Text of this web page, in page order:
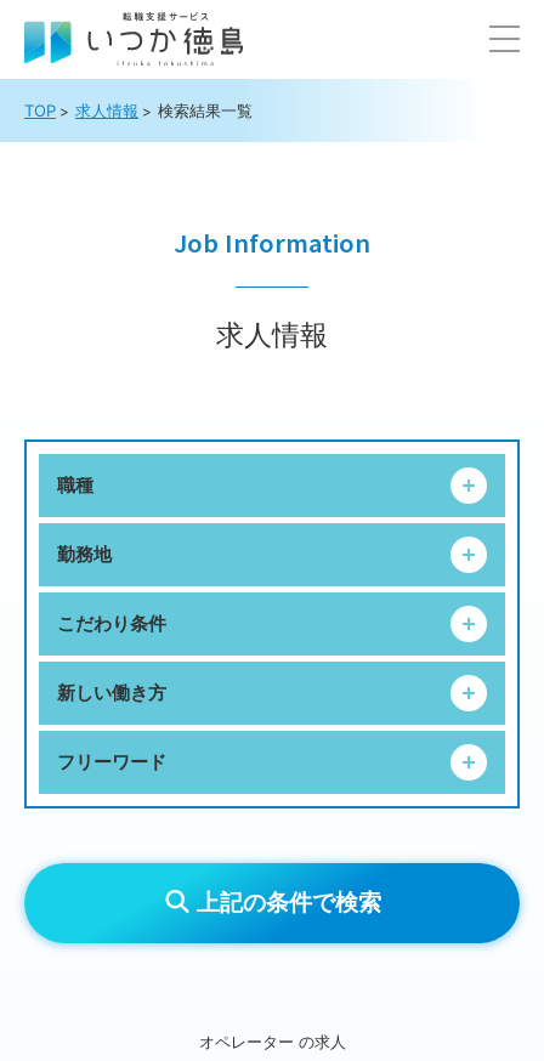
TOP 求人情報 検索結果一覧
Job Information
求人情報
職種
勤務地
こだわり条件
新しい働き方
フリーワード
上記の条件で検索
オペレーター の求人